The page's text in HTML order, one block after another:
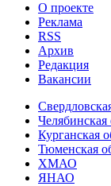
О проекте
Реклама
RSS
Архив
Редакция
Вакансии
Челябинская
Курганская
Тюменская
ХМАО
ЯНАО